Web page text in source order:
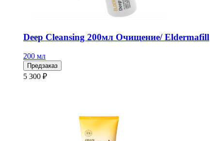
Deep Cleansing 200мл Очищение/ Eldermafill
200 мл
Предзаказ
5 300 ₽